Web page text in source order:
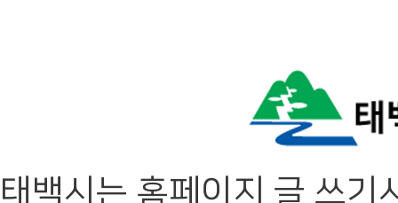
태백시는 홈페이지 글 쓰기